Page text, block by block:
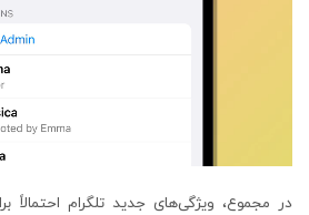
در مجموع، ویژگی‌های جدید تلگرام احتمالاً